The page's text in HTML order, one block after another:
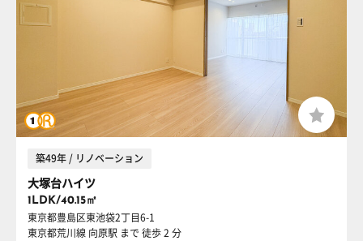
築49年 / リノベーション
大塚台ハイツ
1LDK/40.15㎡
東京都豊島区東池袋2丁目6-1
東京都荒川線 向原駅 まで 徒歩 2 分